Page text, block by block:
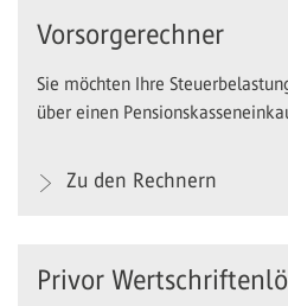
Vorsorgerechner
Sie möchten Ihre
über einen
Zu den Rechnern
Privor